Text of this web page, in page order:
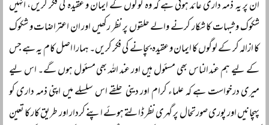
ان پر یہ ذمہ داری عائد ہوتی ہے کہ وہ لوگوں کے ایمان و عقیدہ کی فکر کریں، انہیں
شکوک و شبہات کا شکار کرنے والے حلقوں پر نظر رکھیں اور ان اعتراضات و شکوک
کا ازالہ کر کے لوگوں کا ایمان و عقیدہ بچانے کی فکر کریں۔ ہمارا اصل کام یہ ہے جس
کے لیے ہم عند الناس بھی مسئول ہیں اور عند اللہ بھی مسئول ہوں گے۔ اس لیے
میری درخواست ہے کہ علماء کرام اور دینی حلقے اس سلسلے میں اپنی ذمہ داری کو
پہچانیں اور پوری صورتحال پر گہری نظر ڈالتے ہوئے اپنے کردار اور طریق کار کا تعین